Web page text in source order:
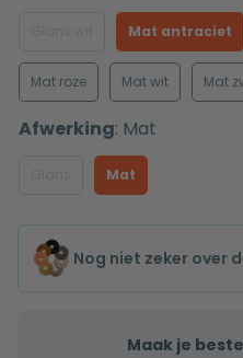
Mat antraciet
Mat roze Mat wit Mat
Afwerking: Mat
Mat
Nog niet zeker over
Maak je